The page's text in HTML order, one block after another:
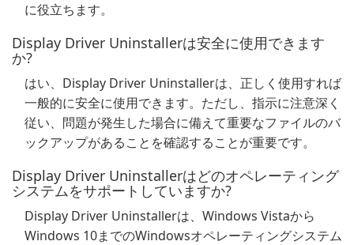
に役立ちます。
Display Driver Uninstallerは安全に使用できます
か?
はい、Display Driver Uninstallerは、正しく使用すれば
一般的に安全に使用できます。ただし、指示に注意深く
従い、問題が発生した場合に備えて重要なファイルのバ
ックアップがあることを確認することが重要です。
Display Driver Uninstallerはどのオペレーティング
システムをサポートしていますか?
Display Driver Uninstallerは、Windows Vistaから
Windows 10までのWindowsオペレーティングシステム